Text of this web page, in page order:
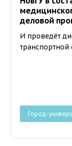
деловой
И проведёт
транспортной
Город-